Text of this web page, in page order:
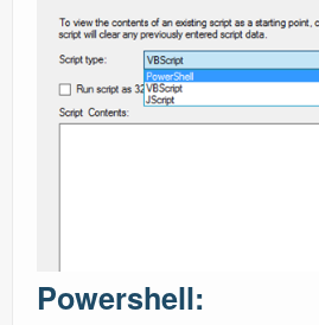
Powershell: